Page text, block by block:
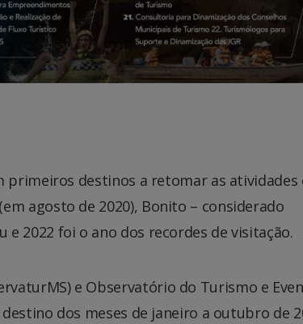
destinos a retomar as atividades
agosto de 2020), Bonito – considerado
2022 foi o ano dos recordes de visitação.
e Observatório do Turismo e
dos meses de janeiro a outubro de